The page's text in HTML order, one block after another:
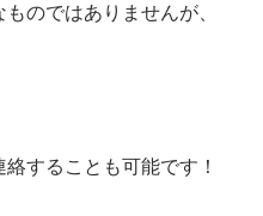
のではありませんが、
することも可能です！